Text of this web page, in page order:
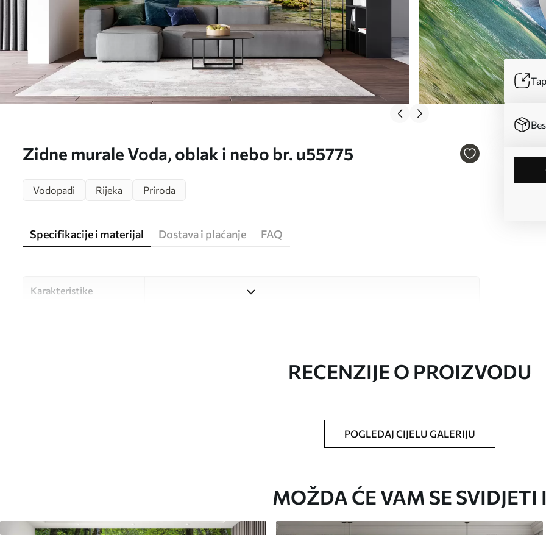
Zidne murale Voda, oblak i nebo br. u55775
Vodopadi Rijeka Priroda
Specifikacije i materijal Dostava i plaćanje FAQ
Karakteristike
Slika se ispisuje u veličini koju ste odredili, izrezana na identične trake
čistiti vodom.
RECENZIJE O PROIZVODU
POGLEDAJ CIJELU GALERIJU
MOŽDA ĆE VAM SE SVIDJETI